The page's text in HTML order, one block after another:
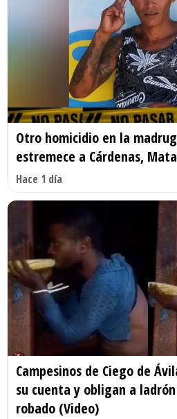
Otro homicidio en la
estremece a Cárdenas,
Hace 1 día
Campesinos de Ciego de
su cuenta y obligan a
robado (Video)